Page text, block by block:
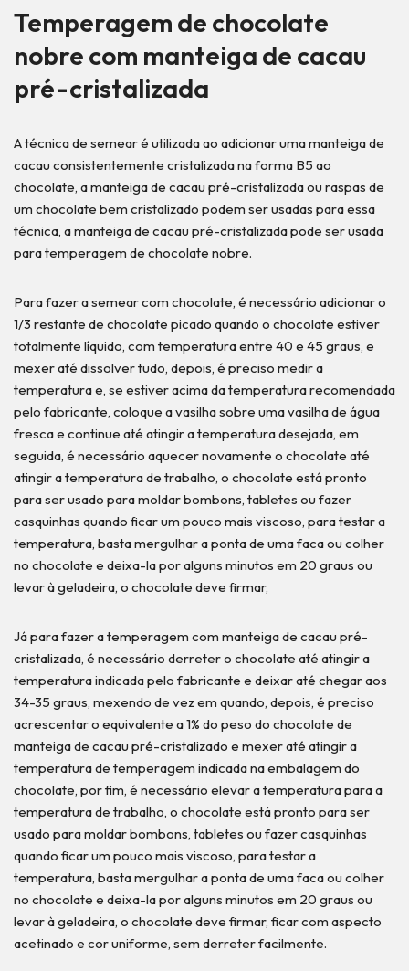
Temperagem de chocolate
nobre com manteiga de cacau
pré-cristalizada
A técnica de semear é utilizada ao adicionar uma manteiga de
cacau consistentemente cristalizada na forma B5 ao
chocolate, a manteiga de cacau pré-cristalizada ou raspas de
um chocolate bem cristalizado podem ser usadas para essa
técnica, a manteiga de cacau pré-cristalizada pode ser usada
para temperagem de chocolate nobre.
Para fazer a semear com chocolate, é necessário adicionar o
1/3 restante de chocolate picado quando o chocolate estiver
totalmente líquido, com temperatura entre 40 e 45 graus, e
mexer até dissolver tudo, depois, é preciso medir a
temperatura e, se estiver acima da temperatura recomendada
pelo fabricante, coloque a vasilha sobre uma vasilha de água
fresca e continue até atingir a temperatura desejada, em
seguida, é necessário aquecer novamente o chocolate até
atingir a temperatura de trabalho, o chocolate está pronto
para ser usado para moldar bombons, tabletes ou fazer
casquinhas quando ficar um pouco mais viscoso, para testar a
temperatura, basta mergulhar a ponta de uma faca ou colher
no chocolate e deixa-la por alguns minutos em 20 graus ou
levar à geladeira, o chocolate deve firmar,
Já para fazer a temperagem com manteiga de cacau pré-
cristalizada, é necessário derreter o chocolate até atingir a
temperatura indicada pelo fabricante e deixar até chegar aos
34-35 graus, mexendo de vez em quando, depois, é preciso
acrescentar o equivalente a 1% do peso do chocolate de
manteiga de cacau pré-cristalizado e mexer até atingir a
temperatura de temperagem indicada na embalagem do
chocolate, por fim, é necessário elevar a temperatura para a
temperatura de trabalho, o chocolate está pronto para ser
usado para moldar bombons, tabletes ou fazer casquinhas
quando ficar um pouco mais viscoso, para testar a
temperatura, basta mergulhar a ponta de uma faca ou colher
no chocolate e deixa-la por alguns minutos em 20 graus ou
levar à geladeira, o chocolate deve firmar, ficar com aspecto
acetinado e cor uniforme, sem derreter facilmente.